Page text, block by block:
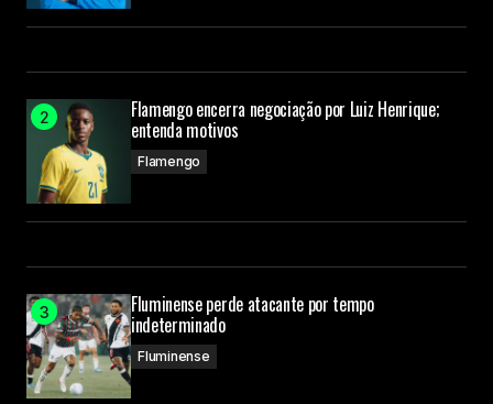
Flamengo encerra negociação por Luiz Henrique;
entenda motivos
Flamengo
Fluminense perde atacante por tempo
indeterminado
Fluminense